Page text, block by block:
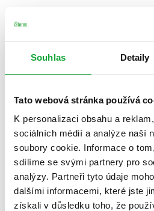
Souhlas Detaily
Tato webová stránka používá
K personalizaci obsahu a
sociálních médií a analýze naší
soubory cookie. Informace o
sdílíme se svými partnery pro
analýzy. Partneři tyto údaje
dalšími informacemi, které jste
získali v důsledku toho, že